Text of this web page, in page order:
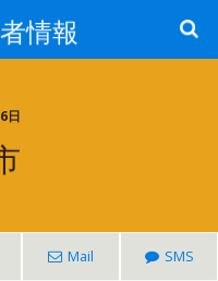
情報
日
Mail SMS